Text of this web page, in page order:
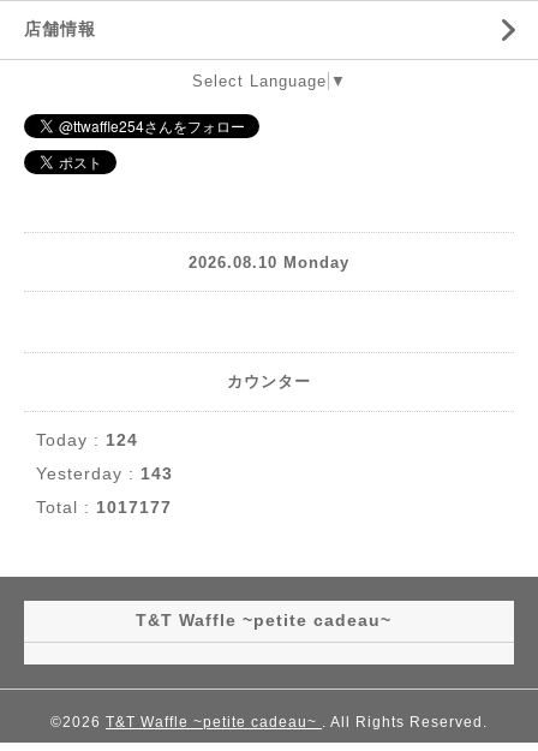
店舗情報
Select Language ▼
2026.08.10 Monday
カウンター
Today : 124
Yesterday : 143
Total : 1017177
T&T Waffle ~petite cadeau~
©2026 T&T Waffle ~petite cadeau~ . All Rights Reserved.